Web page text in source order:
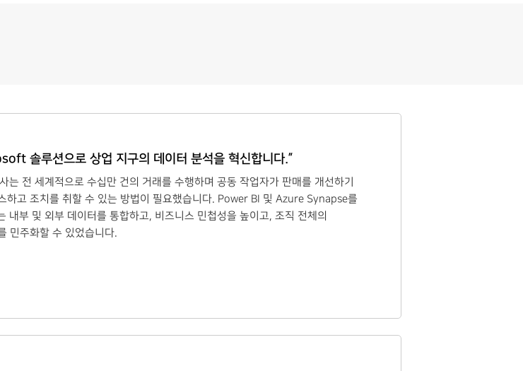
솔루션으로 상업 지구의 데이터 분석을 혁신합니다.”
는 전 세계적으로 수십만 건의 거래를 수행하며 공동 작업자가 판매를 개선하기
하고 조치를 취할 수 있는 방법이 필요했습니다. Power BI 및 Azure Synapse를
부 및 외부 데이터를 통합하고, 비즈니스 민첩성을 높이고, 조직 전체의
민주화할 수 있었습니다.